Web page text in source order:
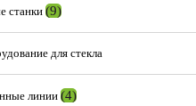
станки (9)
для стекла
линии (4)